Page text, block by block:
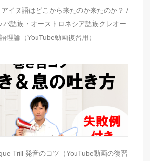
アイヌ語はどこから来たのか来たのか？ /
パ語族・オーストロネシア語族クレオー
理論（YouTube動画復習用）
Trill 発音のコツ（YouTube動画の復習